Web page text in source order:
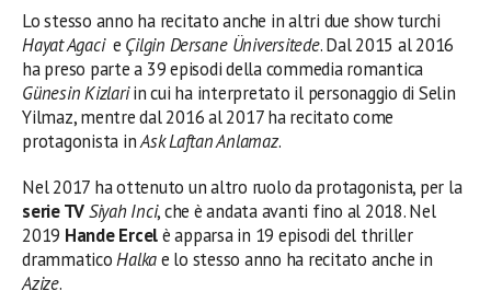
Lo stesso anno ha recitato anche in altri due show turchi
Hayat Agaci e Çilgin Dersane Üniversitede. Dal 2015 al 2016
ha preso parte a 39 episodi della commedia romantica
Günesin Kizlariin cui ha interpretato il personaggio di Selin
Yilmaz, mentre dal 2016 al 2017 ha recitato come
protagonista inAsk Laftan Anlamaz.
Nel 2017 ha ottenuto un altro ruolo da protagonista, per la
serie TVSiyah Inci, che è andata avanti fino al 2018. Nel
2019 Hande Ercelè apparsa in 19 episodi del thriller
drammaticoHalkae lo stesso anno ha recitato anche in
Azize.